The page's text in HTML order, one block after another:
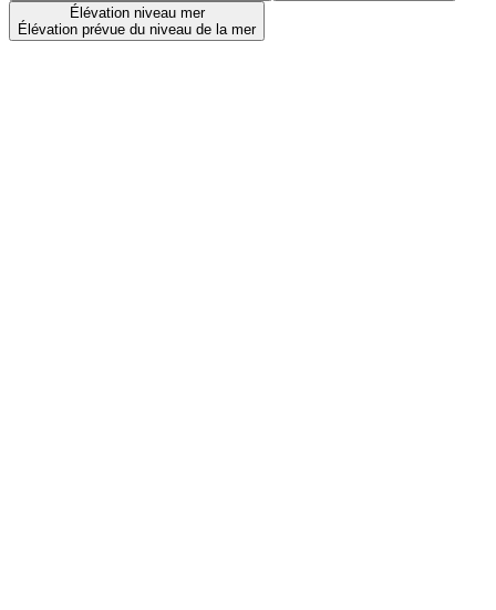
Élévation niveau mer
Élévation prévue du niveau de la mer